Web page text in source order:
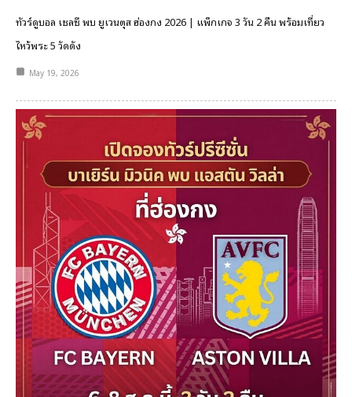
ทัวร์ดูบอล เชลซี พบ ยูเวนตุส ฮ่องกง 2026 | แพ็กเกจ 3 วัน 2 คืน พร้อมเที่ยว
ไหว้พระ 5 วัดดัง
May 19, 2026